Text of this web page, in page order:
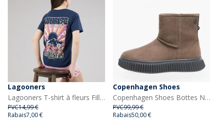
Lagooners
Lagooners T-shirt à fleurs Fille Navy
PVC14,99 €
Rabais7,00 €
Copenhagen Shoes
Copenhagen Shoes Bottes Nelly Fille 0241 Cognac
PVC99,99 €
Rabais50,00 €